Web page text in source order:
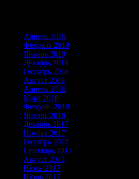
Апрель 2019
Февраль 2019
Январь 2019
Декабрь 2018
Октябрь 2018
Август 2018
Апрель 2018
Март 2018
Февраль 2018
Январь 2018
Декабрь 2017
Ноябрь 2017
Октябрь 2017
Сентябрь 2017
Август 2017
Июль 2017
Июнь 2017